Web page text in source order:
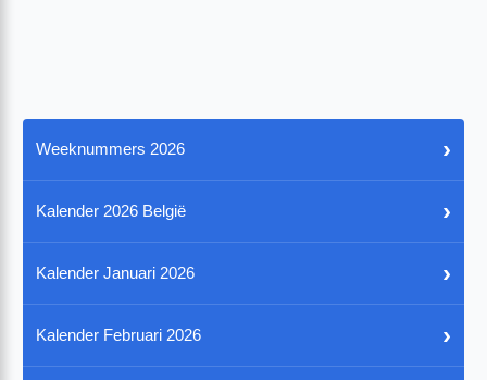
Weeknummers 2026 ›
Kalender 2026 België ›
Kalender Januari 2026 ›
Kalender Februari 2026 ›